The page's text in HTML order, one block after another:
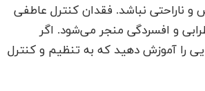
ناراحتی نباشد. فقدان کنترل عاطفی
و افسردگی منجر می‌شود. اگر
را آموزش دهید که به تنظیم و کنترل